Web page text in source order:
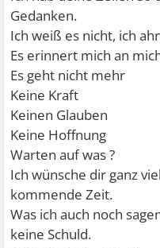
Gedanken.
Ich weiß es nicht, ich
Es erinnert mich an
Es geht nicht mehr
Keine Kraft
Keinen Glauben
Keine Hoffnung
Warten auf was ?
Ich wünsche dir ganz
kommende Zeit.
Was ich auch noch
keine Schuld.